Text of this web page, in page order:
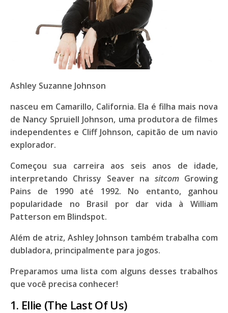
Ashley Suzanne Johnson
nasceu em Camarillo, California. Ela é filha mais nova
de Nancy Spruiell Johnson, uma produtora de filmes
independentes e Cliff Johnson, capitão de um navio
explorador.
Começou sua carreira aos seis anos de idade,
interpretando Chrissy Seaver na sitcom Growing
Pains de 1990 até 1992. No entanto, ganhou
popularidade no Brasil por dar vida à William
Patterson em Blindspot.
Além de atriz, Ashley Johnson também trabalha com
dubladora, principalmente para jogos.
Preparamos uma lista com alguns desses trabalhos
que você precisa conhecer!
1. Ellie (The Last Of Us)